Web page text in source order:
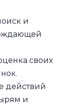
и
своих
действий
и